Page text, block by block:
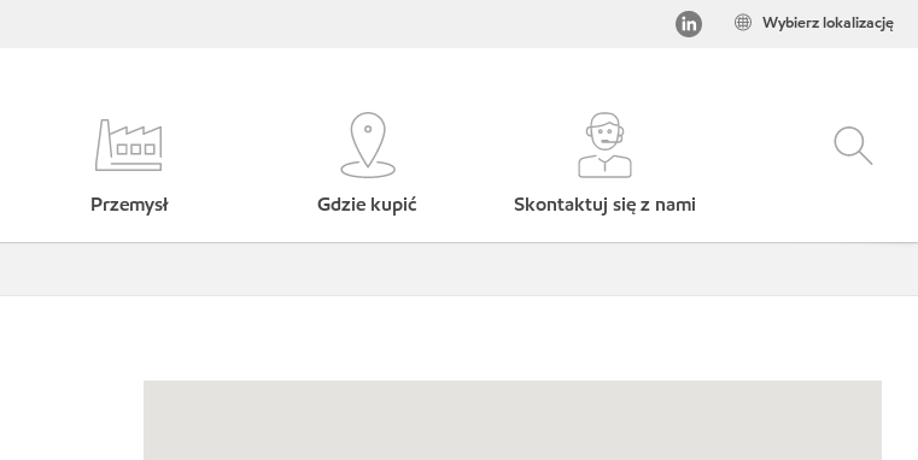
Wybierz lokalizację
Przemysł Gdzie kupić Skontaktuj się z nami